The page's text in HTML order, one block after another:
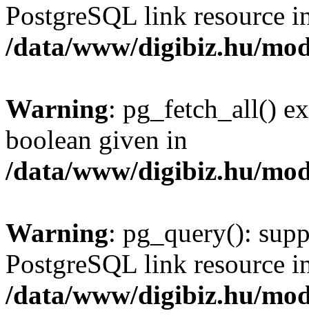
PostgreSQL link resource
/data/www/digibiz.hu/
Warning: pg_fetch_all()
boolean given in
/data/www/digibiz.hu/
Warning: pg_query():
PostgreSQL link resource
/data/www/digibiz.hu/